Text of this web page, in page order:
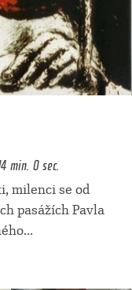
min. 0 sec.
milenci se od
pasážích Pavla
...